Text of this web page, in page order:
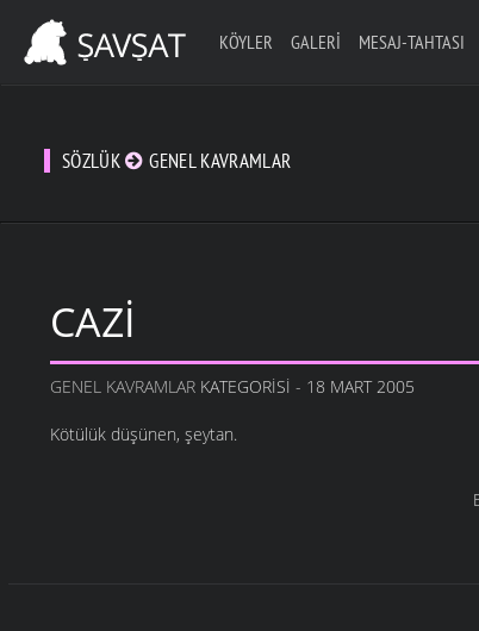
KÖYLER GALERI MESAJ-TAHTASI
SÖZLÜK GENEL KAVRAMLAR
CAZI
GENEL KAVRAMLAR KATEGORISI - 18 MART 2005
Kötülük düşünen, şeytan.